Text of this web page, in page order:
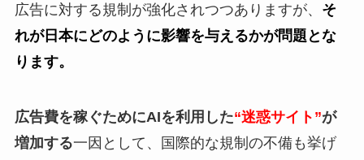
広告に対する規制が強化されつつありますが、 そ
れが日本にどのように影響を与えるかが問題とな
ります。
広告費を稼ぐためにAIを利用した“迷惑サイト”が
増加する一因として、国際的な規制の不備も挙げ